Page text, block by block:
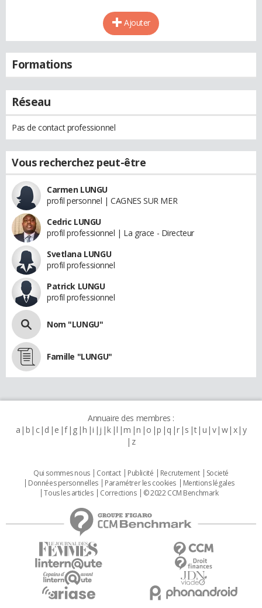
Ajouter
Formations
Réseau
Pas de contact professionnel
Vous recherchez peut-être
Carmen LUNGU
profil personnel | CAGNES SUR MER
Cedric LUNGU
profil professionnel | La grace - Directeur
Svetlana LUNGU
profil professionnel
Patrick LUNGU
profil professionnel
Nom "LUNGU"
Famille "LUNGU"
Annuaire des membres :
a b c d e f g h i j k l m n o p q r s t u v w x y
z
Qui sommes nous Contact Publicité Recrutement
Societé
Données personnelles
Paramétrer les cookies
Mentions légales
Tous les articles
Corrections © 2022 CCM Benchmark